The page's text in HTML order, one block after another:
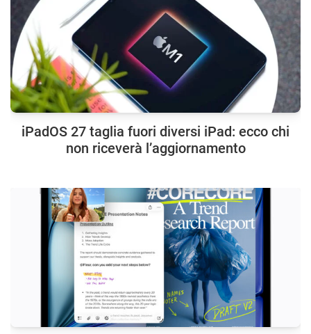
iPadOS 27 taglia fuori diversi iPad: ecco chi
non riceverà l’aggiornamento